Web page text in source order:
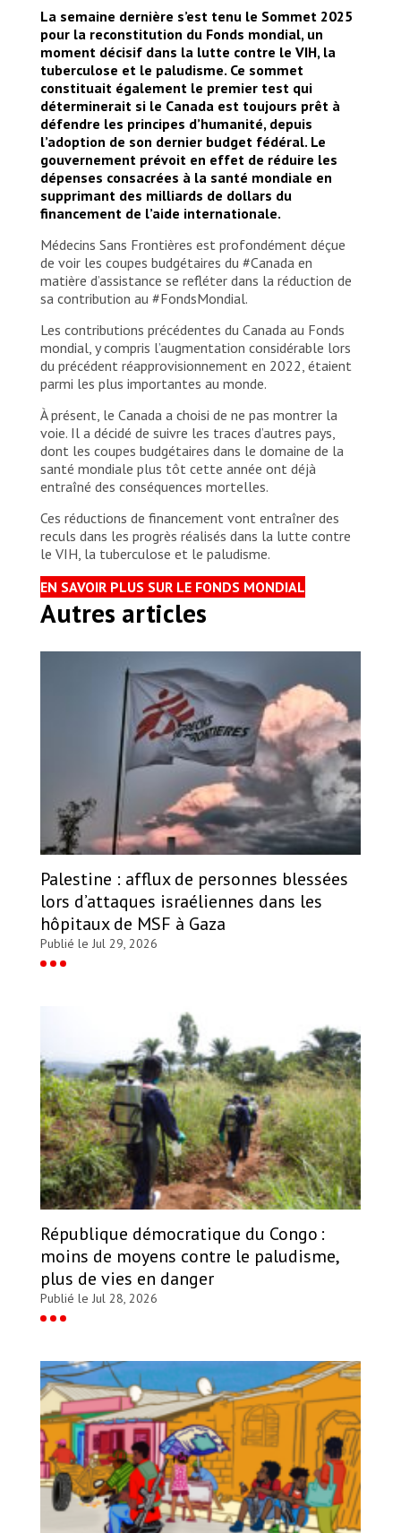
La semaine dernière s’est tenu le Sommet 2025
pour la reconstitution du Fonds mondial, un
moment décisif dans la lutte contre le VIH, la
tuberculose et le paludisme. Ce sommet
constituait également le premier test qui
déterminerait si le Canada est toujours prêt à
défendre les principes d’humanité, depuis
l’adoption de son dernier budget fédéral. Le
gouvernement prévoit en effet de réduire les
dépenses consacrées à la santé mondiale en
supprimant des milliards de dollars du
financement de l’aide internationale.
Médecins Sans Frontières est profondément déçue
de voir les coupes budgétaires du #Canada en
matière d’assistance se refléter dans la réduction de
sa contribution au #FondsMondial.
Les contributions précédentes du Canada au Fonds
mondial, y compris l’augmentation considérable lors
du précédent réapprovisionnement en 2022, étaient
parmi les plus importantes au monde.
À présent, le Canada a choisi de ne pas montrer la
voie. Il a décidé de suivre les traces d’autres pays,
dont les coupes budgétaires dans le domaine de la
santé mondiale plus tôt cette année ont déjà
entraîné des conséquences mortelles.
Ces réductions de financement vont entraîner des
reculs dans les progrès réalisés dans la lutte contre
le VIH, la tuberculose et le paludisme.
EN SAVOIR PLUS SUR LE FONDS MONDIAL
Autres articles
Palestine : afflux de personnes blessées
lors d’attaques israéliennes dans les
hôpitaux de MSF à Gaza
Publié le Jul 29, 2026
République démocratique du Congo :
moins de moyens contre le paludisme,
plus de vies en danger
Publié le Jul 28, 2026